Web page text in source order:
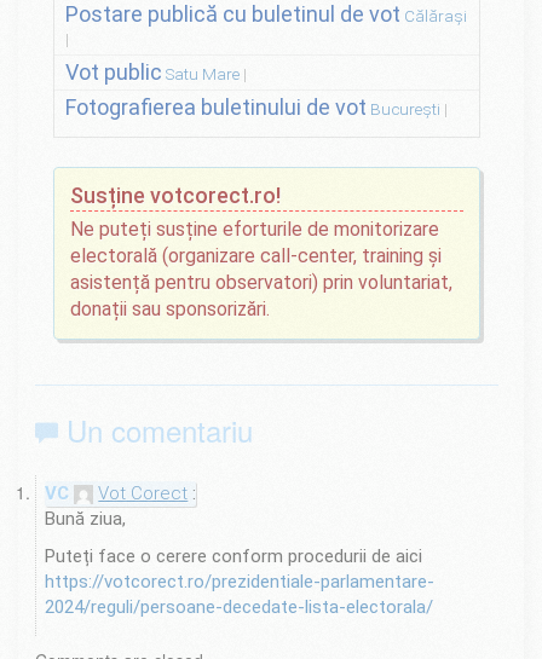
Postare publică cu buletinul de vot Călărași
Vot public Satu Mare
Fotografierea buletinului de vot București
Susține votcorect.ro!
Ne puteți susține eforturile de monitorizare
electorală (organizare call-center, training și
asistență pentru observatori) prin voluntariat,
donații sau sponsorizări.
Un comentariu
Vot Corect
Bună ziua,
Puteți face o cerere conform procedurii de aici
https://votcorect.ro/prezidentiale-parlamentare-
2024/reguli/persoane-decedate-lista-electorala/